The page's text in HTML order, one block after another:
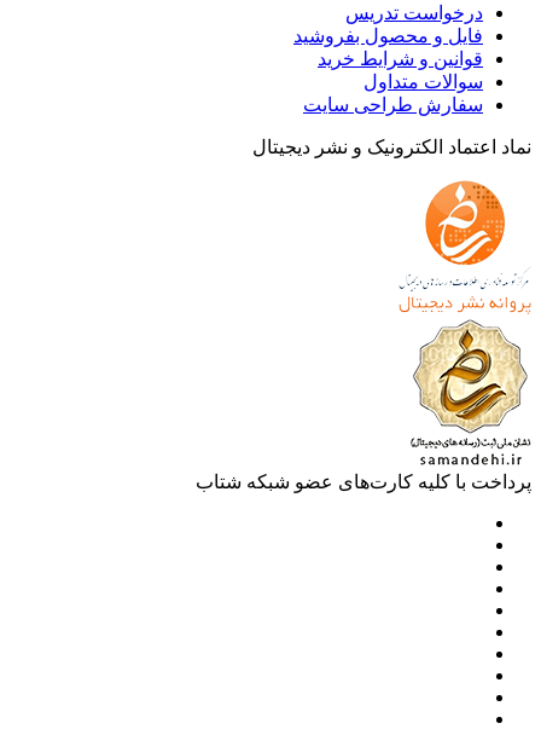
درخواست تدریس
فایل و محصول بفروشید
قوانین و شرایط خرید
سوالات متداول
سفارش طراحی سایت
اعتماد الکترونیک و نشر دیجیتال
با کلیه کارت‌های عضو شبکه شتاب